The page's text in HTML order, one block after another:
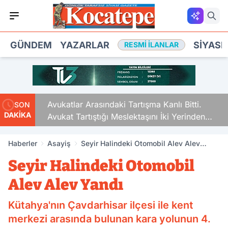
GÜNDEM YAZARLAR RESMI İLANLAR
SON
DAKİKA
Avukatlar Arasındaki Tartışma Kanlı Bitti.
Avukat Tartıştığı Meslektaşını İki Yerinden
Vurdu
Haberler Asayiş
Seyir Halindeki Otomobil Alev Alev
Seyir Halindeki Otomobil
Alev Alev Yandı
Kütahya'nın Çavdarhisar ilçesi ile kent
merkezi arasında bulunan kara yolunun 4.